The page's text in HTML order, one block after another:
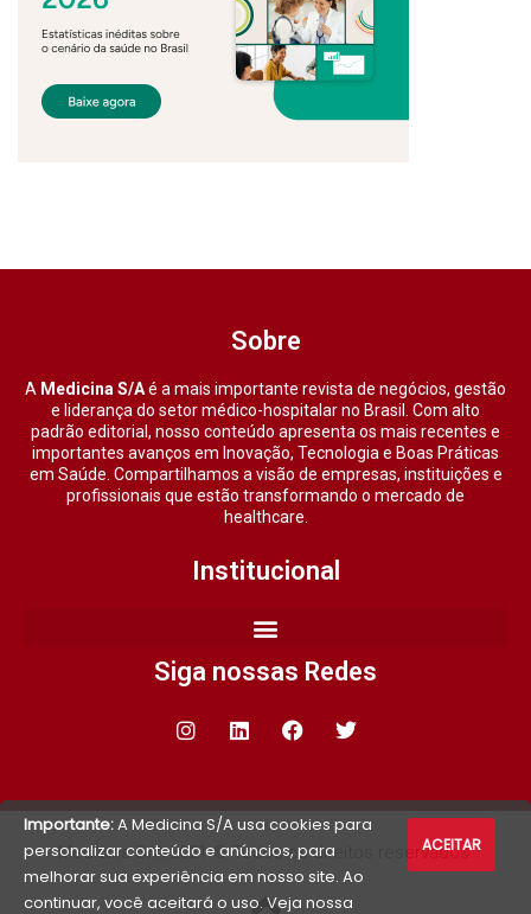
Sobre
A Medicina S/Aé a mais importante revista de negócios, gestão
e liderança do setor médico-hospitalar no Brasil. Com alto
padrão editorial, nosso conteúdo apresenta os mais recentes e
importantes avanços em Inovação, Tecnologia e Boas Práticas
em Saúde. Compartilhamos a visão de empresas, instituições e
profissionais que estão transformando o mercado de
healthcare.
Institucional
Siga nossas Redes
Medicina S/A 2021 © Todos os direitos reservados.
Importante:A Medicina S/A usa cookies para
personalizar conteúdo e anúncios, para
melhorar sua experiência em nosso site. Ao
continuar, você aceitará o uso. Veja nossa
ACEITAR